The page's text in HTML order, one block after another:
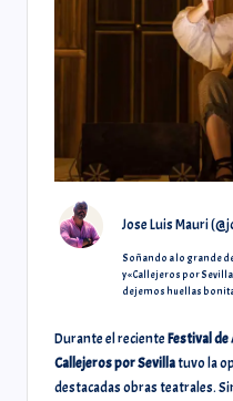
Jose Luis Mauri
Soñando a lo grande
y «Callejeros por
dejemos huellas
Durante el recienteFestival de
Callejeros por Sevillatuvo la
destacadas obras teatrales.